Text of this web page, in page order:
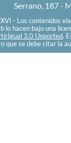
Serrano, 187 -
- Los contenidos
lo hacen bajo una
3.0 Unported.
que se debe citar la